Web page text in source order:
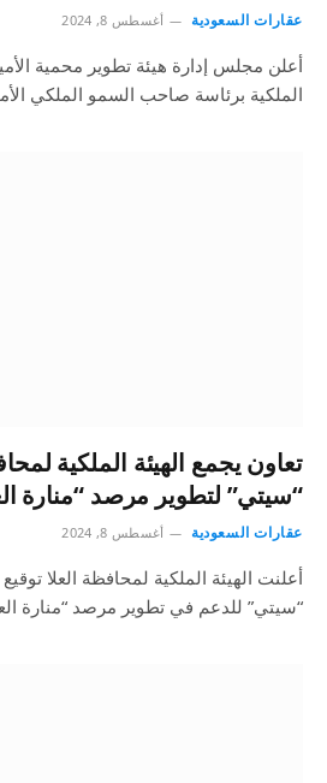
عقارات السعودية أغسطس 8, 2024
أعلن مجلس إدارة هيئة تطوير محمية
الملكية برئاسة صاحب السمو الملكي
تعاون يجمع الهيئة الملكية
“سيتي” لتطوير مرصد “منارة
عقارات السعودية أغسطس 8, 2024
أعلنت الهيئة الملكية لمحافظة العلا
“سيتي” للدعم في تطوير مرصد “منارة